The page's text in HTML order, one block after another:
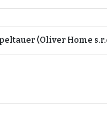
(Oliver Home